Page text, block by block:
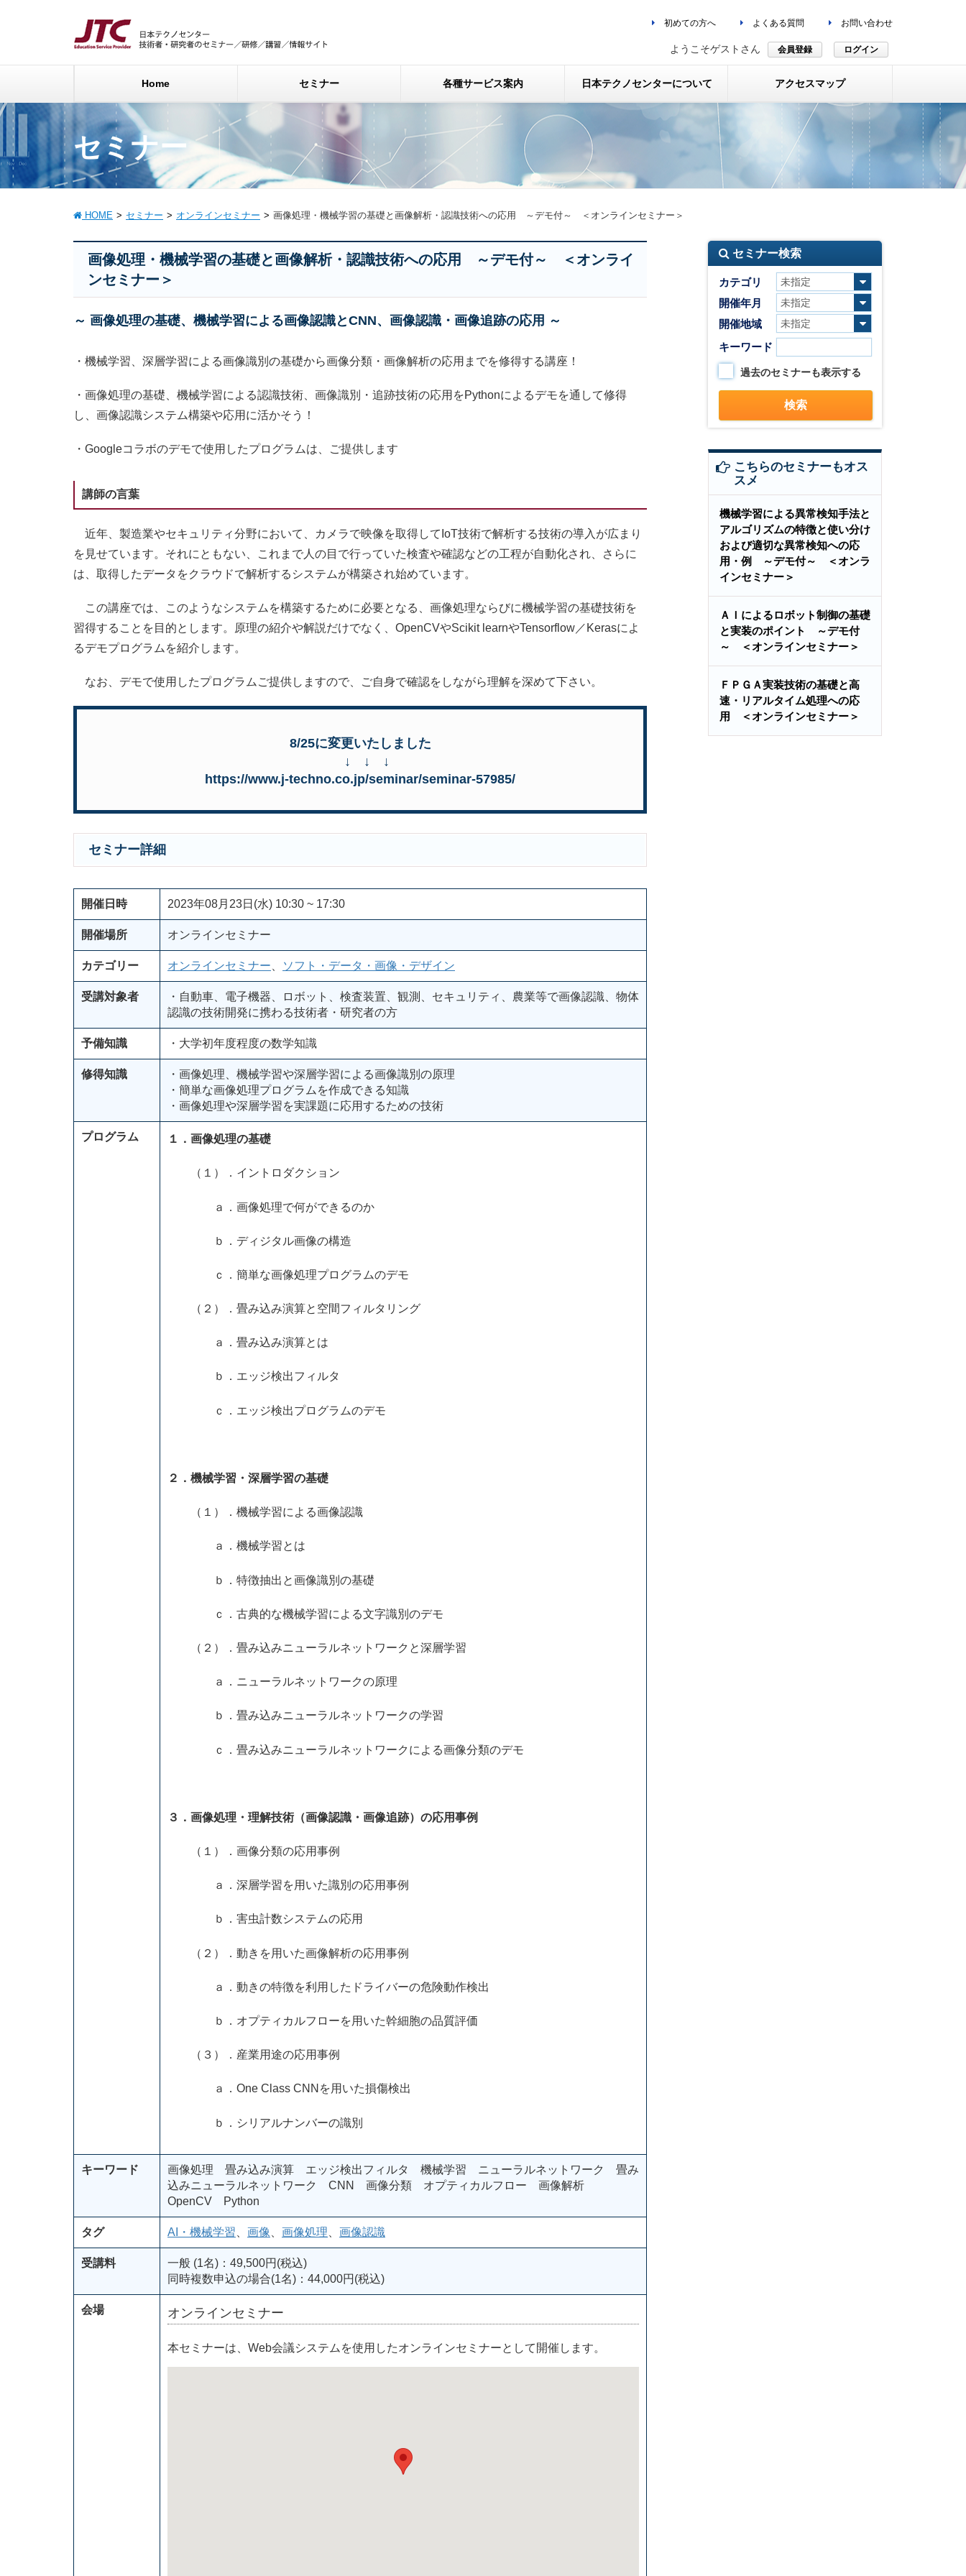
初めての方へ よくある質問 お問い合わせ
ようこそゲストさん 会員登録 ログイン
Home セミナー 各種サービス案内 日本テクノセンターについて アクセスマップ
セミナー
HOME セミナー オンラインセミナー 画像処理・機械学習の基礎と画像解析・認識技術への応用 ～デモ付～ ＜オンラインセミナー＞
画像処理・機械学習の基礎と画像解析・認識技術への応用 ～デモ付～ ＜オンライ
ンセミナー＞
～ 画像処理の基礎、機械学習による画像認識とCNN、画像認識・画像追跡の応用 ～
・機械学習、深層学習による画像識別の基礎から画像分類・画像解析の応用までを修得する講座！
・画像処理の基礎、機械学習による認識技術、画像識別・追跡技術の応用をPythonによるデモを通して修得
し、画像認識システム構築や応用に活かそう！
・Googleコラボのデモで使用したプログラムは、ご提供します
講師の言葉
近年、製造業やセキュリティ分野において、カメラで映像を取得してIoT技術で解析する技術の導入が広まり
を見せています。それにともない、これまで人の目で行っていた検査や確認などの工程が自動化され、さらに
は、取得したデータをクラウドで解析するシステムが構築され始めています。
この講座では、このようなシステムを構築するために必要となる、画像処理ならびに機械学習の基礎技術を
習得することを目的とします。原理の紹介や解説だけでなく、OpenCVやScikit learnやTensorflow／Kerasによ
るデモプログラムを紹介します。
なお、デモで使用したプログラムご提供しますので、ご自身で確認をしながら理解を深めて下さい。
8/25に変更いたしました
↓ ↓ ↓
https://www.j-techno.co.jp/seminar/seminar-57985/
セミナー詳細
開催日時 2023年08月23日(水) 10:30 ~ 17:30
開催場所 オンラインセミナー
カテゴリー オンラインセミナー ソフト・データ・画像・デザイン
受講対象者
・自動車、電子機器、ロボット、検査装置、観測、セキュリティ、農業等で画像認識、物体
認識の技術開発に携わる技術者・研究者の方
予備知識 ・大学初年度程度の数学知識
修得知識
・画像処理、機械学習や深層学習による画像識別の原理
・簡単な画像処理プログラムを作成できる知識
・画像処理や深層学習を実課題に応用するための技術
プログラム １．画像処理の基礎
（１）．イントロダクション
ａ．画像処理で何ができるのか
ｂ．ディジタル画像の構造
ｃ．簡単な画像処理プログラムのデモ
（２）．畳み込み演算と空間フィルタリング
ａ．畳み込み演算とは
ｂ．エッジ検出フィルタ
ｃ．エッジ検出プログラムのデモ
２．機械学習・深層学習の基礎
（１）．機械学習による画像認識
ａ．機械学習とは
ｂ．特徴抽出と画像識別の基礎
ｃ．古典的な機械学習による文字識別のデモ
（２）．畳み込みニューラルネットワークと深層学習
ａ．ニューラルネットワークの原理
ｂ．畳み込みニューラルネットワークの学習
ｃ．畳み込みニューラルネットワークによる画像分類のデモ
３．画像処理・理解技術（画像認識・画像追跡）の応用事例
（１）．画像分類の応用事例
ａ．深層学習を用いた識別の応用事例
ｂ．害虫計数システムの応用
（２）．動きを用いた画像解析の応用事例
ａ．動きの特徴を利用したドライバーの危険動作検出
ｂ．オプティカルフローを用いた幹細胞の品質評価
（３）．産業用途の応用事例
ａ．One Class CNNを用いた損傷検出
ｂ．シリアルナンバーの識別
キーワード
画像処理 畳み込み演算 エッジ検出フィルタ 機械学習 ニューラルネットワーク 畳み
込みニューラルネットワーク CNN 画像分類 オプティカルフロー 画像解析
OpenCV Python
タグ AI・機械学習 画像 画像処理 画像認識
受講料
一般 (1名)：49,500円(税込)
同時複数申込の場合(1名)：44,000円(税込)
会場 オンラインセミナー
本セミナーは、Web会議システムを使用したオンラインセミナーとして開催します。
セミナー検索
カテゴリ
開催年月
開催地域
キーワード
過去のセミナーも表示する
こちらのセミナーもオス
スメ
機械学習による異常検知手法と
アルゴリズムの特徴と使い分け
および適切な異常検知への応
用・例 ～デモ付～ ＜オンラ
インセミナー＞
ＡＩによるロボット制御の基礎
と実装のポイント ～デモ付
～ ＜オンラインセミナー＞
ＦＰＧＡ実装技術の基礎と高
速・リアルタイム処理への応
用 ＜オンラインセミナー＞